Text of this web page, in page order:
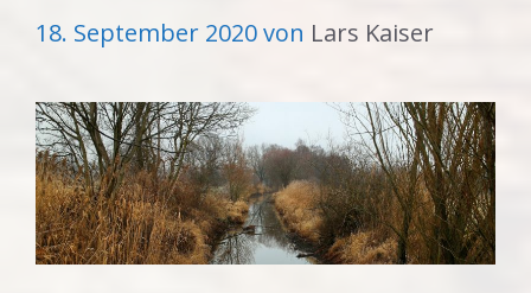
18. September 2020von Lars Kaiser